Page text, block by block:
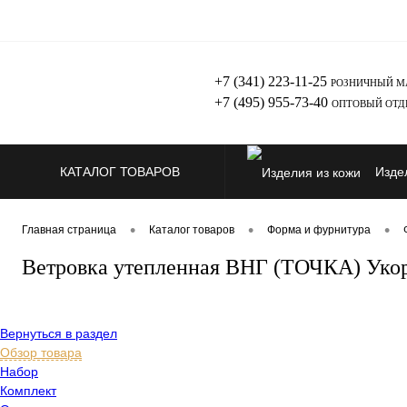
+7 (341) 223-11-25 РОЗНИЧНЫЙ
+7 (495) 955-73-40 ОПТОВЫЙ
КАТАЛОГ ТОВАРОВ
Главная страница • Каталог товаров • Форма и фурнитура •
Ветровка утепленная ВНГ (ТОЧКА)
Вернуться в раздел
Обзор товара
Набор
Комплект